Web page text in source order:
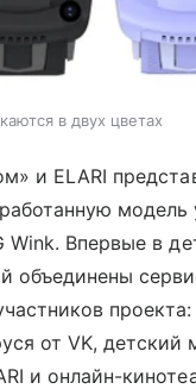
в двух цветах
и ELARI
Wink. Впервые в
объединены
от VK, детский
и онлайн-